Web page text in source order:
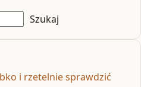
Szukaj
i rzetelnie sprawdzić